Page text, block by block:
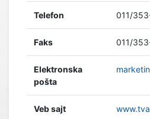
Telefon 011/
Faks 011/
Elektronska
pošta
Veb sajt